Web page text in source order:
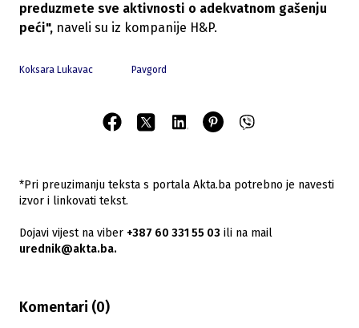
preduzmete sve aktivnosti o adekvatnom gašenju
peći", naveli su iz kompanije H&P.
Koksara Lukavac Pavgord
*Pri preuzimanju teksta s portala Akta.ba potrebno je navesti
izvor i linkovati tekst.
Dojavi vijest na viber +387 60 331 55 03 ili na mail
urednik@akta.ba.
Komentari (0)